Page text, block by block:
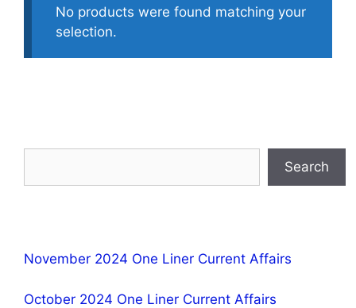
No products were found matching your
selection.
Search
November 2024 One Liner Current Affairs
October 2024 One Liner Current Affairs